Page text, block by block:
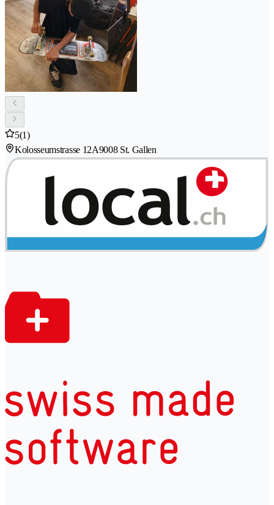
5(1)
Kolosseumstrasse 12A9008 St. Gallen